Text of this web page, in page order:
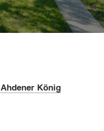
Ahdener König